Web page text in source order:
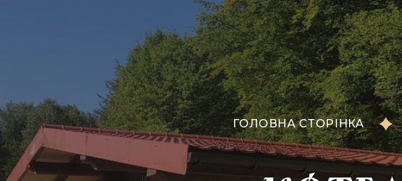
ГОЛОВНА СТОРІНКА